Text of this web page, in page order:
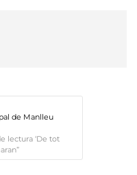
de Manlleu
lectura ‘De tot